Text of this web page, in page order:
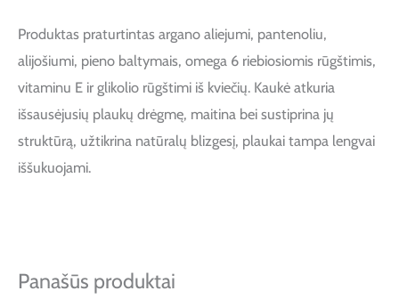
Produktas praturtintas argano aliejumi, pantenoliu,
alijošiumi, pieno baltymais, omega 6 riebiosiomis rūgštimis,
vitaminu E ir glikolio rūgštimi iš kviečių. Kaukė atkuria
išsausėjusių plaukų drėgmę, maitina bei sustiprina jų
struktūrą, užtikrina natūralų blizgesį, plaukai tampa lengvai
iššukuojami.
Panašūs produktai